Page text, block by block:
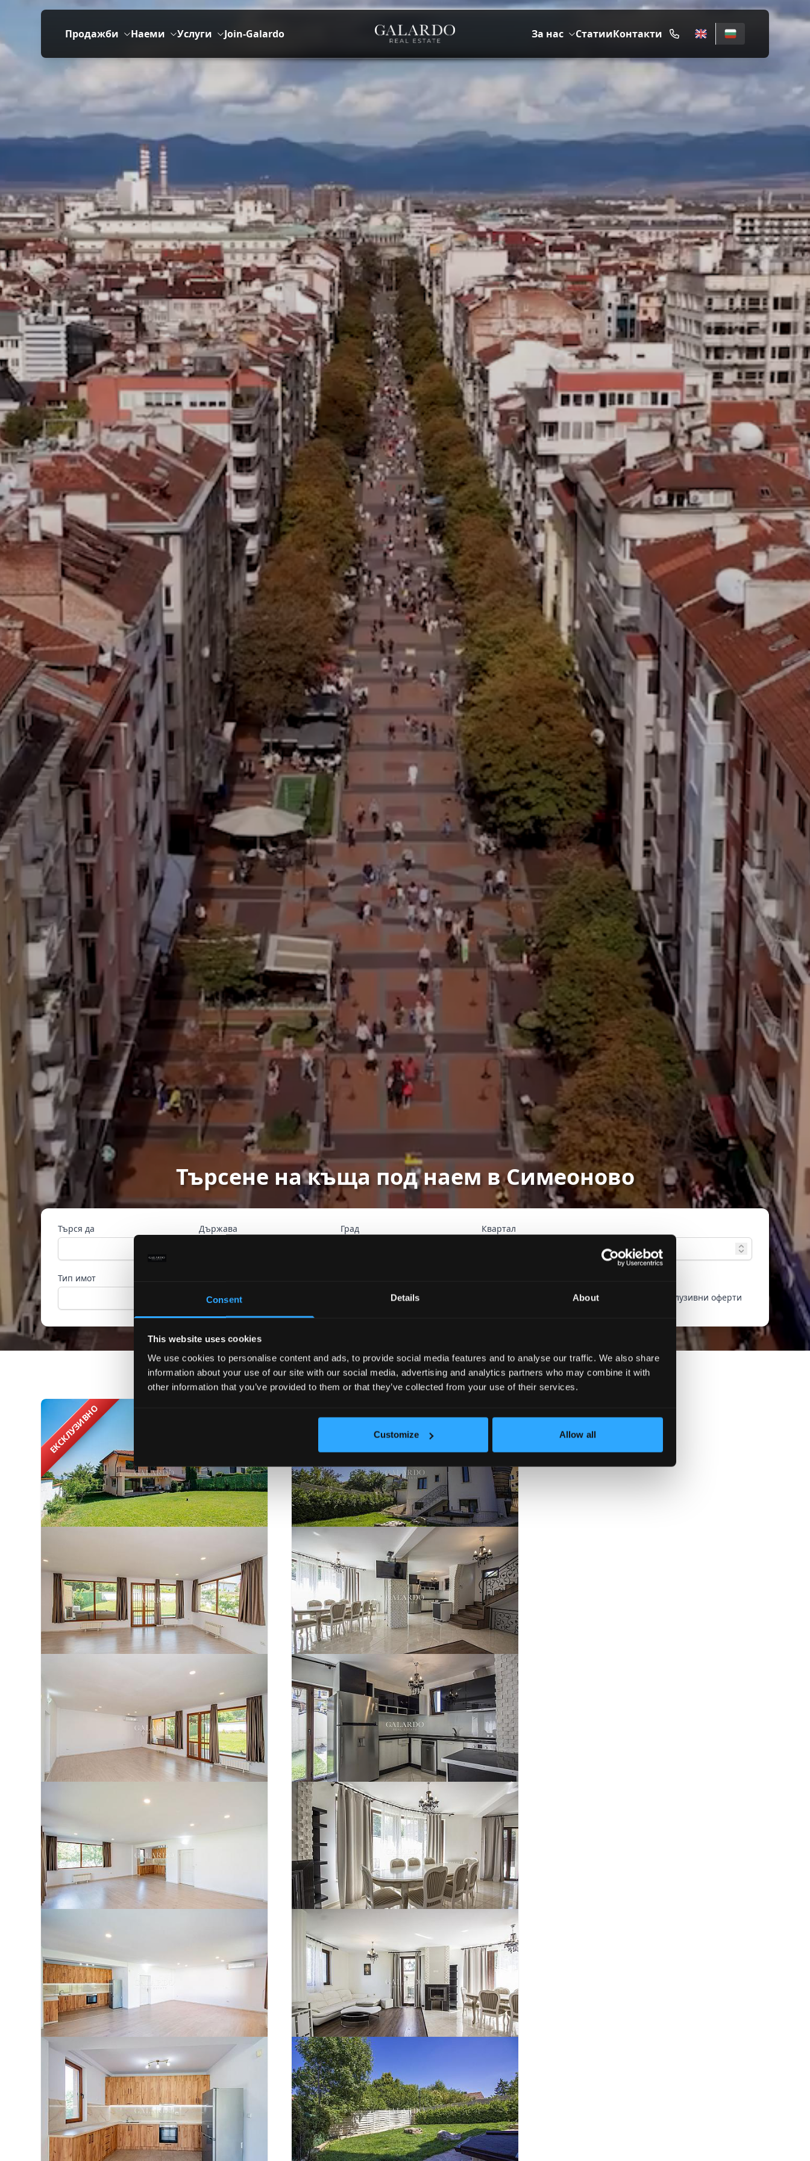
Consent Details About
This website uses cookies
We use cookies to personalise content and ads, to provide social media features and to analyse our traffic. We also share
information about your use of our site with our social media, advertising and analytics partners who may combine it with
other information that you’ve provided to them or that they’ve collected from your use of their services.
Customize Allow all
Продажби Наеми Услуги Join-Galardo За нас СтатииКонтакти
Търсене на къща под наем в Симеоново
Търся да Държава Град Квартал
Тип имот
Търсене Само екслузивни оферти
Най-нови Цена (възходящо) Цена (низходящо) Намалена цена
ЕКСКЛУЗИВНО